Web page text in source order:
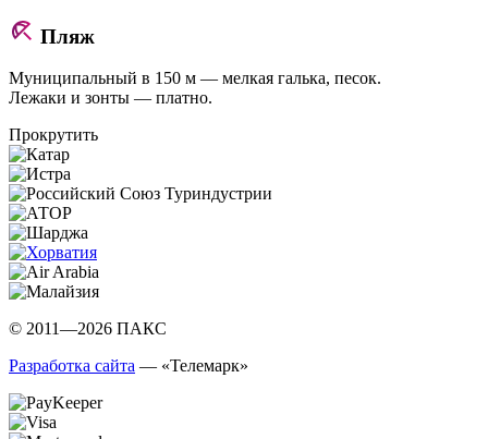
Пляж
Муниципальный в 150 м — мелкая галька, песок.
Лежаки и зонты — платно.
Прокрутить
© 2011—2026 ПАКС
Разработка сайта — «Телемарк»